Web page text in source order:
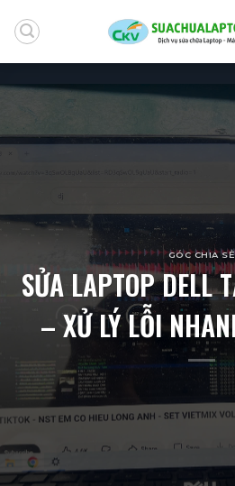
content
GÓC CHIA SẺ
SỬA LAPTOP DELL
– XỬ LÝ LỖI